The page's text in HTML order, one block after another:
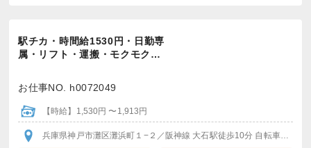
駅チカ・時間給1530円・日勤専
属・リフト・運搬・モクモク…
お仕事NO. h0072049
【時給】1,530円 〜1,913円
兵庫県神戸市灘区灘浜町１−２ ／阪神線 大石駅徒歩10分 自転車・バイク通勤可（駐輪場無料）